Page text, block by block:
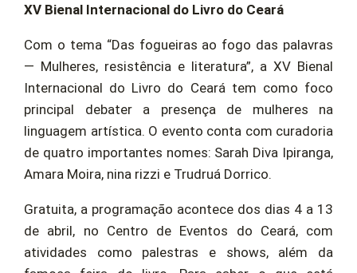
XV Bienal Internacional do Livro do Ceará
Com o tema “Das fogueiras ao fogo das palavras
— Mulheres, resistência e literatura”, a XV Bienal
Internacional do Livro do Ceará tem como foco
principal debater a presença de mulheres na
linguagem artística. O evento conta com curadoria
de quatro importantes nomes: Sarah Diva Ipiranga,
Amara Moira, nina rizzi e Trudruá Dorrico.
Gratuita, a programação acontece dos dias 4 a 13
de abril, no Centro de Eventos do Ceará, com
atividades como palestras e shows, além da